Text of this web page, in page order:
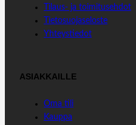
o
k
I
n
p
p
Tilaus- ja toimitusehdot
Tietosuojaseloste
Yhteystiedot
ASIAKKAILLE
Oma tili
Kauppa